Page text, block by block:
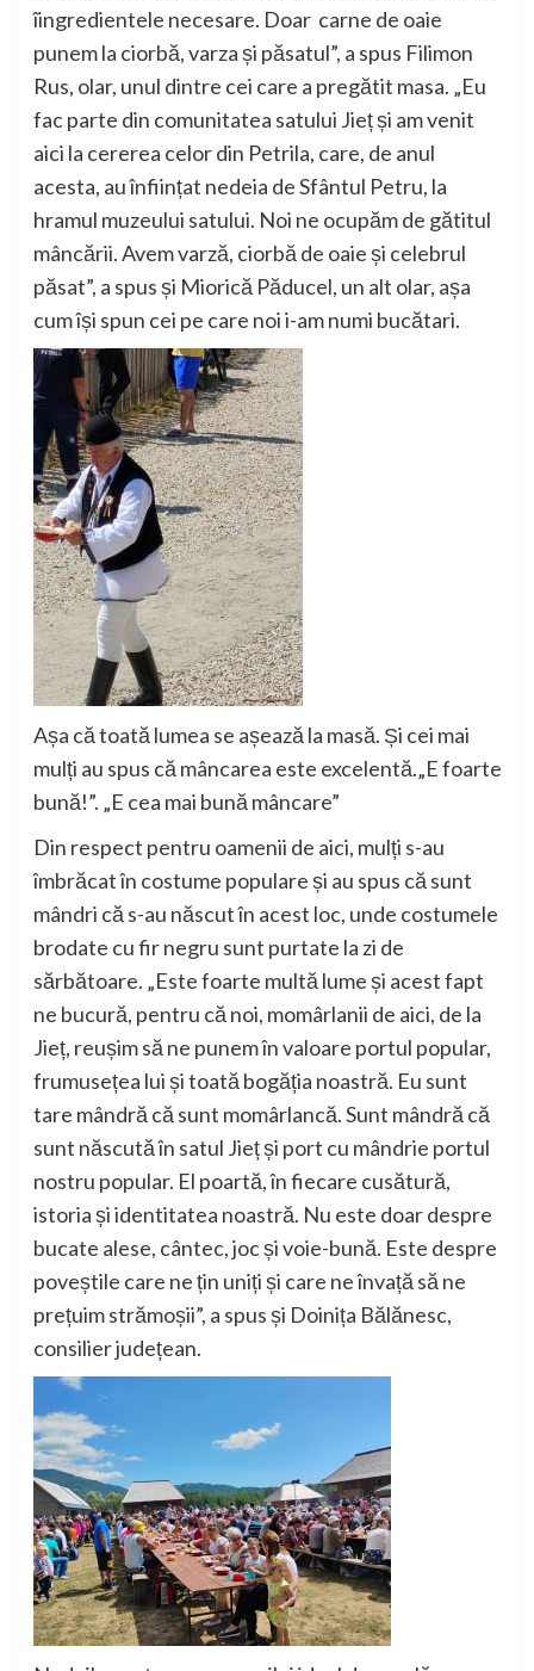
îingredientele necesare. Doar carne de oaie
punem la ciorbă, varza și păsatul”, a spus Filimon
Rus, olar, unul dintre cei care a pregătit masa. „Eu
fac parte din comunitatea satului Jieț și am venit
aici la cererea celor din Petrila, care, de anul
acesta, au înființat nedeia de Sfântul Petru, la
hramul muzeului satului. Noi ne ocupăm de gătitul
mâncării. Avem varză, ciorbă de oaie și celebrul
păsat”, a spus și Miorică Păducel, un alt olar, așa
cum își spun cei pe care noi i-am numi bucătari.
Așa că toată lumea se așează la masă. Și cei mai
mulți au spus că mâncarea este excelentă.„E foarte
bună!”. „E cea mai bună mâncare”
Din respect pentru oamenii de aici, mulți s-au
îmbrăcat în costume populare și au spus că sunt
mândri că s-au născut în acest loc, unde costumele
brodate cu fir negru sunt purtate la zi de
sărbătoare. „Este foarte multă lume și acest fapt
ne bucură, pentru că noi, momârlanii de aici, de la
Jieț, reușim să ne punem în valoare portul popular,
frumusețea lui și toată bogăția noastră. Eu sunt
tare mândră că sunt momârlancă. Sunt mândră că
sunt născută în satul Jieț și port cu mândrie portul
nostru popular. El poartă, în fiecare cusătură,
istoria și identitatea noastră. Nu este doar despre
bucate alese, cântec, joc și voie-bună. Este despre
poveștile care ne țin uniți și care ne învață să ne
prețuim strămoșii”, a spus și Doinița Bălănesc,
consilier județean.